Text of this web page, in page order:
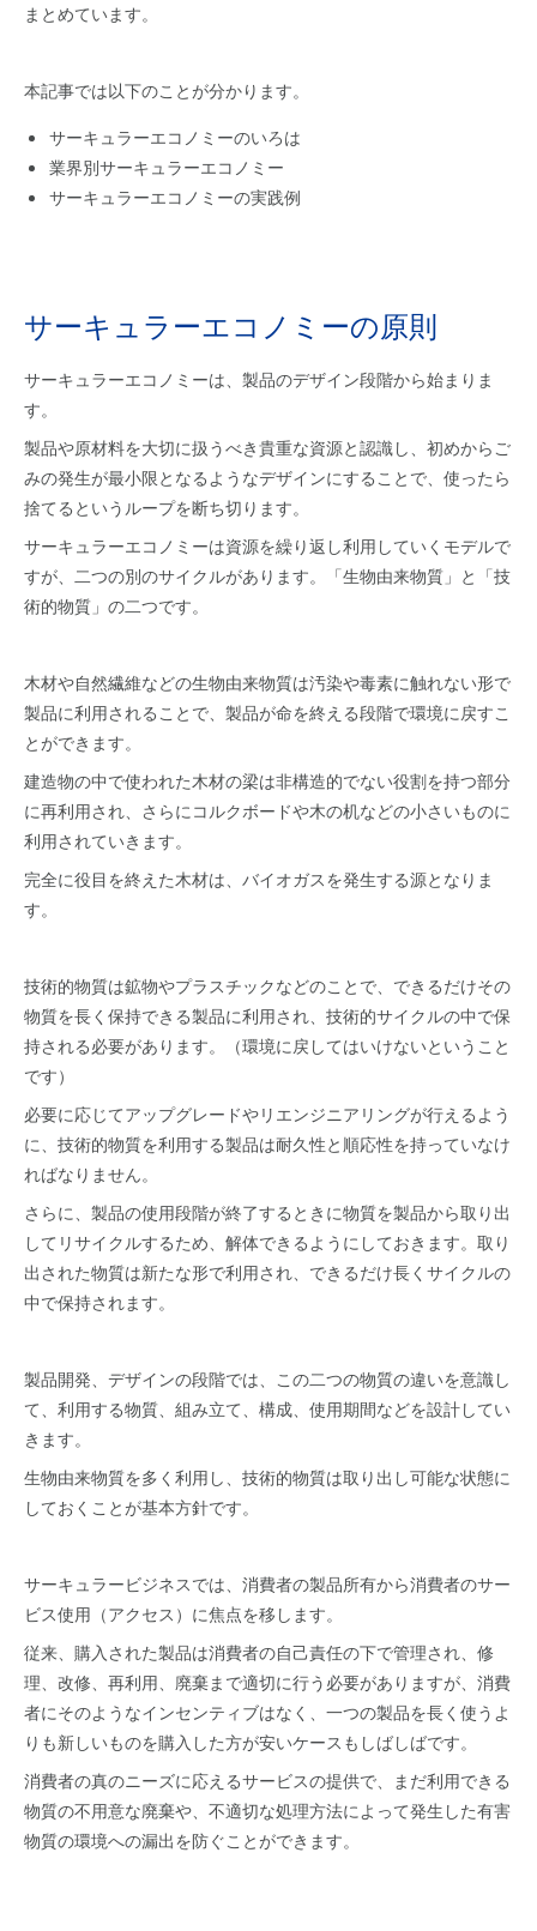
まとめています。
本記事では以下のことが分かります。
サーキュラーエコノミーのいろは
業界別サーキュラーエコノミー
サーキュラーエコノミーの実践例
サーキュラーエコノミーの原則
サーキュラーエコノミーは、製品のデザイン段階から始まりま
す。
製品や原材料を大切に扱うべき貴重な資源と認識し、初めからご
みの発生が最小限となるようなデザインにすることで、使ったら
捨てるというループを断ち切ります。
サーキュラーエコノミーは資源を繰り返し利用していくモデルで
すが、二つの別のサイクルがあります。「生物由来物質」と「技
術的物質」の二つです。
木材や自然繊維などの生物由来物質は汚染や毒素に触れない形で
製品に利用されることで、製品が命を終える段階で環境に戻すこ
とができます。
建造物の中で使われた木材の梁は非構造的でない役割を持つ部分
に再利用され、さらにコルクボードや木の机などの小さいものに
利用されていきます。
完全に役目を終えた木材は、バイオガスを発生する源となりま
す。
技術的物質は鉱物やプラスチックなどのことで、できるだけその
物質を長く保持できる製品に利用され、技術的サイクルの中で保
持される必要があります。（環境に戻してはいけないということ
です）
必要に応じてアップグレードやリエンジニアリングが行えるよう
に、技術的物質を利用する製品は耐久性と順応性を持っていなけ
ればなりません。
さらに、製品の使用段階が終了するときに物質を製品から取り出
してリサイクルするため、解体できるようにしておきます。取り
出された物質は新たな形で利用され、できるだけ長くサイクルの
中で保持されます。
製品開発、デザインの段階では、この二つの物質の違いを意識し
て、利用する物質、組み立て、構成、使用期間などを設計してい
きます。
生物由来物質を多く利用し、技術的物質は取り出し可能な状態に
しておくことが基本方針です。
サーキュラービジネスでは、消費者の製品所有から消費者のサー
ビス使用（アクセス）に焦点を移します。
従来、購入された製品は消費者の自己責任の下で管理され、修
理、改修、再利用、廃棄まで適切に行う必要がありますが、消費
者にそのようなインセンティブはなく、一つの製品を長く使うよ
りも新しいものを購入した方が安いケースもしばしばです。
消費者の真のニーズに応えるサービスの提供で、まだ利用できる
物質の不用意な廃棄や、不適切な処理方法によって発生した有害
物質の環境への漏出を防ぐことができます。